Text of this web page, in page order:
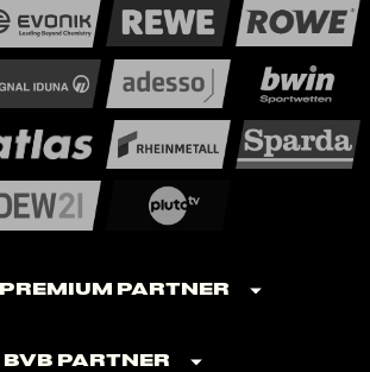
Premium Partner
BVB Partner